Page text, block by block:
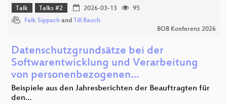
Talk Talks #2 2026-03-13
95
Falk Sippach and Till Rauch
BOB Konferenz 2026
Datenschutzgrundsätze bei der
Softwarentwicklung und Verarbeitung
von personenbezogenen…
Beispiele aus den Jahresberichten der Beauftragten für
den…